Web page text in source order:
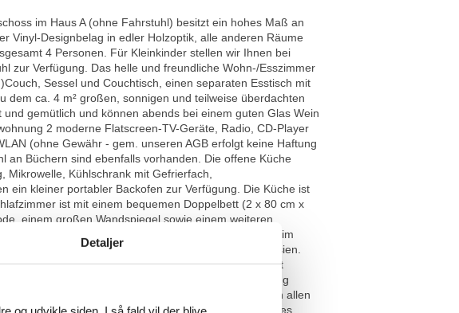
im Haus A (ohne Fahrstuhl) besitzt ein hohes Maß an
Vinyl-Designbelag in edler Holzoptik, alle anderen Räume
4 Personen. Für Kleinkinder stellen wir Ihnen bei
zur Verfügung. Das helle und freundliche Wohn-/Esszimmer
Sessel und Couchtisch, einen separaten Esstisch mit
dem ca. 4 m² großen, sonnigen und teilweise überdachten
gemütlich und können abends bei einem guten Glas Wein
2 moderne Flatscreen-TV-Geräte, Radio, CD-Player
(ohne Gewähr - gem. unseren AGB erfolgt keine Haftung
an Büchern sind ebenfalls vorhanden. Die offene Küche
Kühlschrank mit Gefrierfach,
ein kleiner portabler Backofen zur Verfügung. Die Küche ist
ist mit einem bequemen Doppelbett (2 x 80 cm x
einem großen Wandspiegel sowie einem weiteren
3. bzw. 4. Person bietet die ausziehbare Schlafcouch im
über Verdunkelungsvorhänge bzw. Jalousien.
Einstieg (seniorenfreundlich!), Waschbecken mit
großen Garderobe im Eingangsbereich der Wohnung
sich im Waschkeller der Wohnanlage und können von allen
Kleinsten keine Langeweile aufkommt. Als besonderes
Detaljer